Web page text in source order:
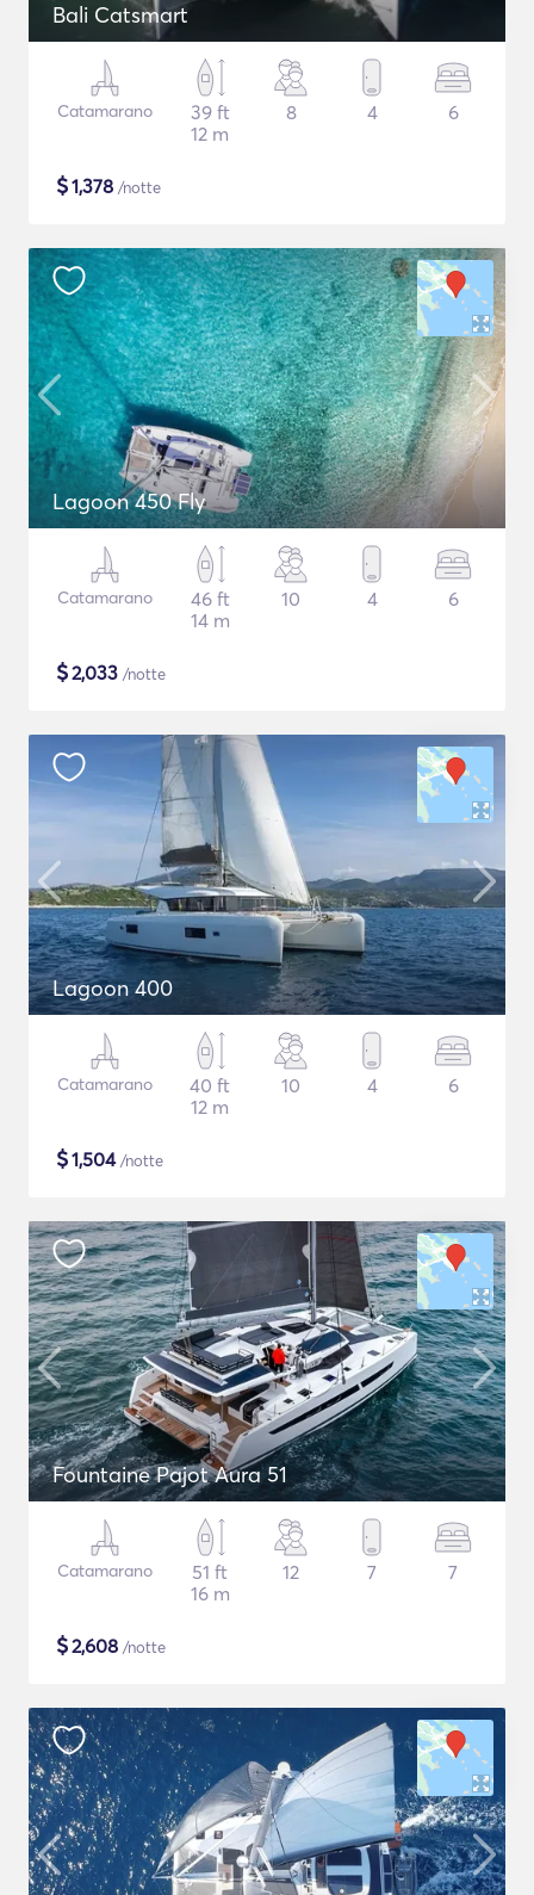
Bali Catsmart
Catamarano
39 ft
12 m
8 4 6
$1,378 /notte
Lagoon 450 Fly
Catamarano
46 ft
14 m
10 4 6
$2,033 /notte
Lagoon 400
Catamarano
40 ft
12 m
10 4 6
$1,504/notte
Fountaine Pajot Aura 51
Catamarano
51 ft
16 m
12 7 7
$2,608 /notte